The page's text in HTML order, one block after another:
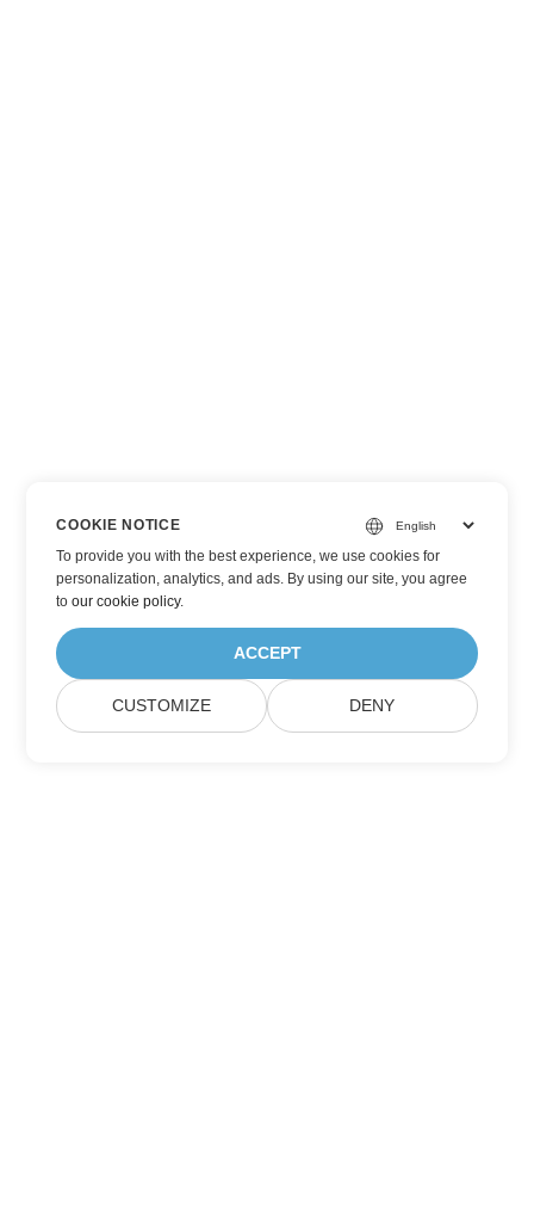
COOKIE NOTICE
To provide you with the best experience, we use cookies for
personalization, analytics, and ads. By using our site, you agree
toour cookie policy.
ACCEPT
CUSTOMIZE DENY